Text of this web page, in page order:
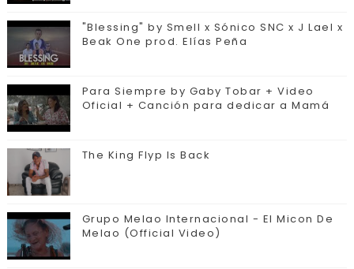
"Blessing" by Smell x Sónico SNC x J Lael x
Beak One prod. Elías Peña
Para Siempre by Gaby Tobar + Video
Oficial + Canción para dedicar a Mamá
The King Flyp Is Back
Grupo Melao Internacional - El Micon De
Melao (Official Video)